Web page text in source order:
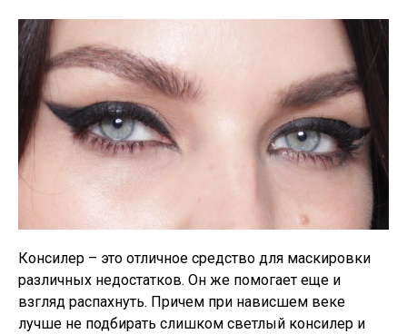
Консилер – это отличное средство для маскировки
различных недостатков. Он же помогает еще и
взгляд распахнуть. Причем при нависшем веке
лучше не подбирать слишком светлый консилер и